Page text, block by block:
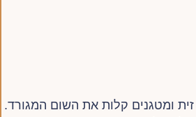
ומטגנים קלות את השום המגורד.